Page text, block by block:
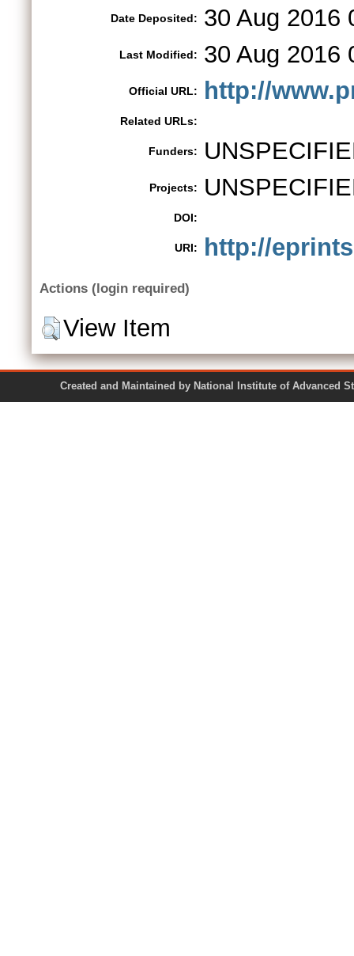
Date Deposited: 30 Aug 2016
Last Modified: 30 Aug 2016
Official URL: http://
Related URLs:
Funders:
Projects:
DOI:
URI: http://
Actions (login required)
View Item
Created and Maintained by National Institute of